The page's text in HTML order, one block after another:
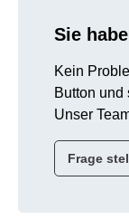
Sie
Kein
Button und
Unser
Frage